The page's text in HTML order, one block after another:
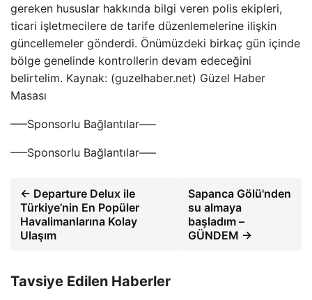
gereken hususlar hakkında bilgi veren polis ekipleri,
ticari işletmecilere de tarife düzenlemelerine ilişkin
güncellemeler gönderdi. Önümüzdeki birkaç gün içinde
bölge genelinde kontrollerin devam edeceğini
belirtelim. Kaynak: (guzelhaber.net) Güzel Haber
Masası
—–Sponsorlu Bağlantılar—–
—–Sponsorlu Bağlantılar—–
← Departure Delux ile
Türkiye’nin En Popüler
Havalimanlarına Kolay
Ulaşım
Sapanca Gölü'nden
su almaya
başladım –
GÜNDEM →
Tavsiye Edilen Haberler